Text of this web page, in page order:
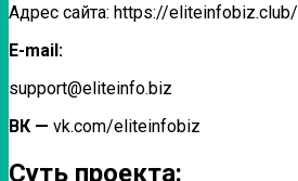
Адрес сайта: https://eliteinfobiz.club/
E-mail:
support@eliteinfo.biz
ВК — vk.com/eliteinfobiz
Суть проекта: